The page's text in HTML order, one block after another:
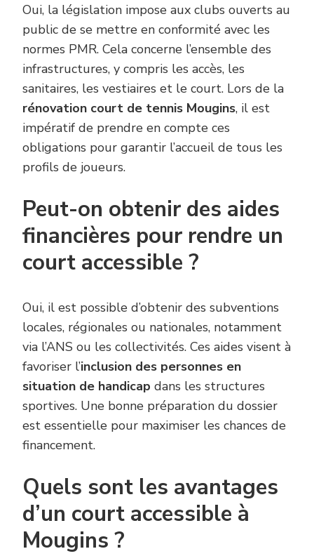
Oui, la législation impose aux clubs ouverts au
public de se mettre en conformité avec les
normes PMR. Cela concerne l’ensemble des
infrastructures, y compris les accès, les
sanitaires, les vestiaires et le court. Lors de la
rénovation court de tennis Mougins, il est
impératif de prendre en compte ces
obligations pour garantir l’accueil de tous les
profils de joueurs.
Peut-on obtenir des aides
financières pour rendre un
court accessible ?
Oui, il est possible d’obtenir des subventions
locales, régionales ou nationales, notamment
via l’ANS ou les collectivités. Ces aides visent à
favoriser l’inclusion des personnes en
situation de handicap dans les structures
sportives. Une bonne préparation du dossier
est essentielle pour maximiser les chances de
financement.
Quels sont les avantages
d’un court accessible à
Mougins ?